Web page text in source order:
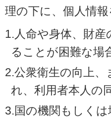
理の下に、個人情
1.人命や身体、財
ることが困難な場
2.公衆衛生の向上
れ、利用者本人の
3.国の機関もしく